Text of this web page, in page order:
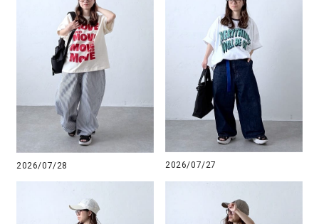
2026/07/28 2026/07/27